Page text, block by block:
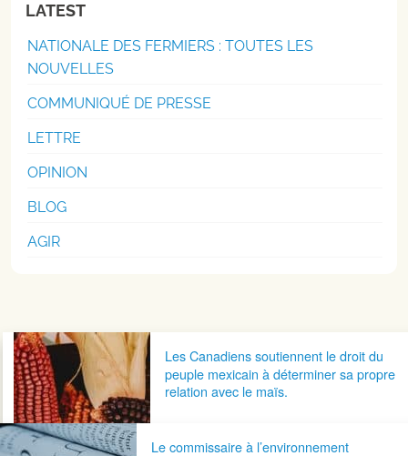
LATEST
NATIONALE DES FERMIERS : TOUTES LES
NOUVELLES
COMMUNIQUÉ DE PRESSE
LETTRE
OPINION
BLOG
AGIR
Navigation postaleLes Canadiens soutiennent le droit du
peuple mexicain à déterminer sa propre
relation avec le maïs.
Le commissaire à l’environnement